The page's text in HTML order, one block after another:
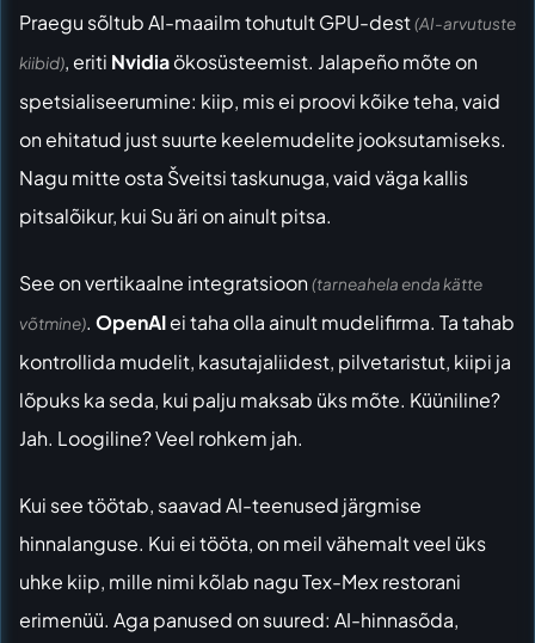
Praegu sõltub AI-maailm tohutult GPU-dest(AI-arvutuste
kiibid), eriti Nvidiaökosüsteemist. Jalapeño mõte on
spetsialiseerumine: kiip, mis ei proovi kõike teha, vaid
on ehitatud just suurte keelemudelite jooksutamiseks.
Nagu mitte osta Šveitsi taskunuga, vaid väga kallis
pitsalõikur, kui Su äri on ainult pitsa.
See on vertikaalne integratsioon(tarneahela enda kätte
võtmine). OpenAIei taha olla ainult mudelifirma. Ta tahab
kontrollida mudelit, kasutajaliidest, pilvetaristut, kiipi ja
lõpuks ka seda, kui palju maksab üks mõte. Küüniline?
Jah. Loogiline? Veel rohkem jah.
Kui see töötab, saavad AI-teenused järgmise
hinnalanguse. Kui ei tööta, on meil vähemalt veel üks
uhke kiip, mille nimi kõlab nagu Tex-Mex restorani
erimenüü. Aga panused on suured: AI-hinnasõda,